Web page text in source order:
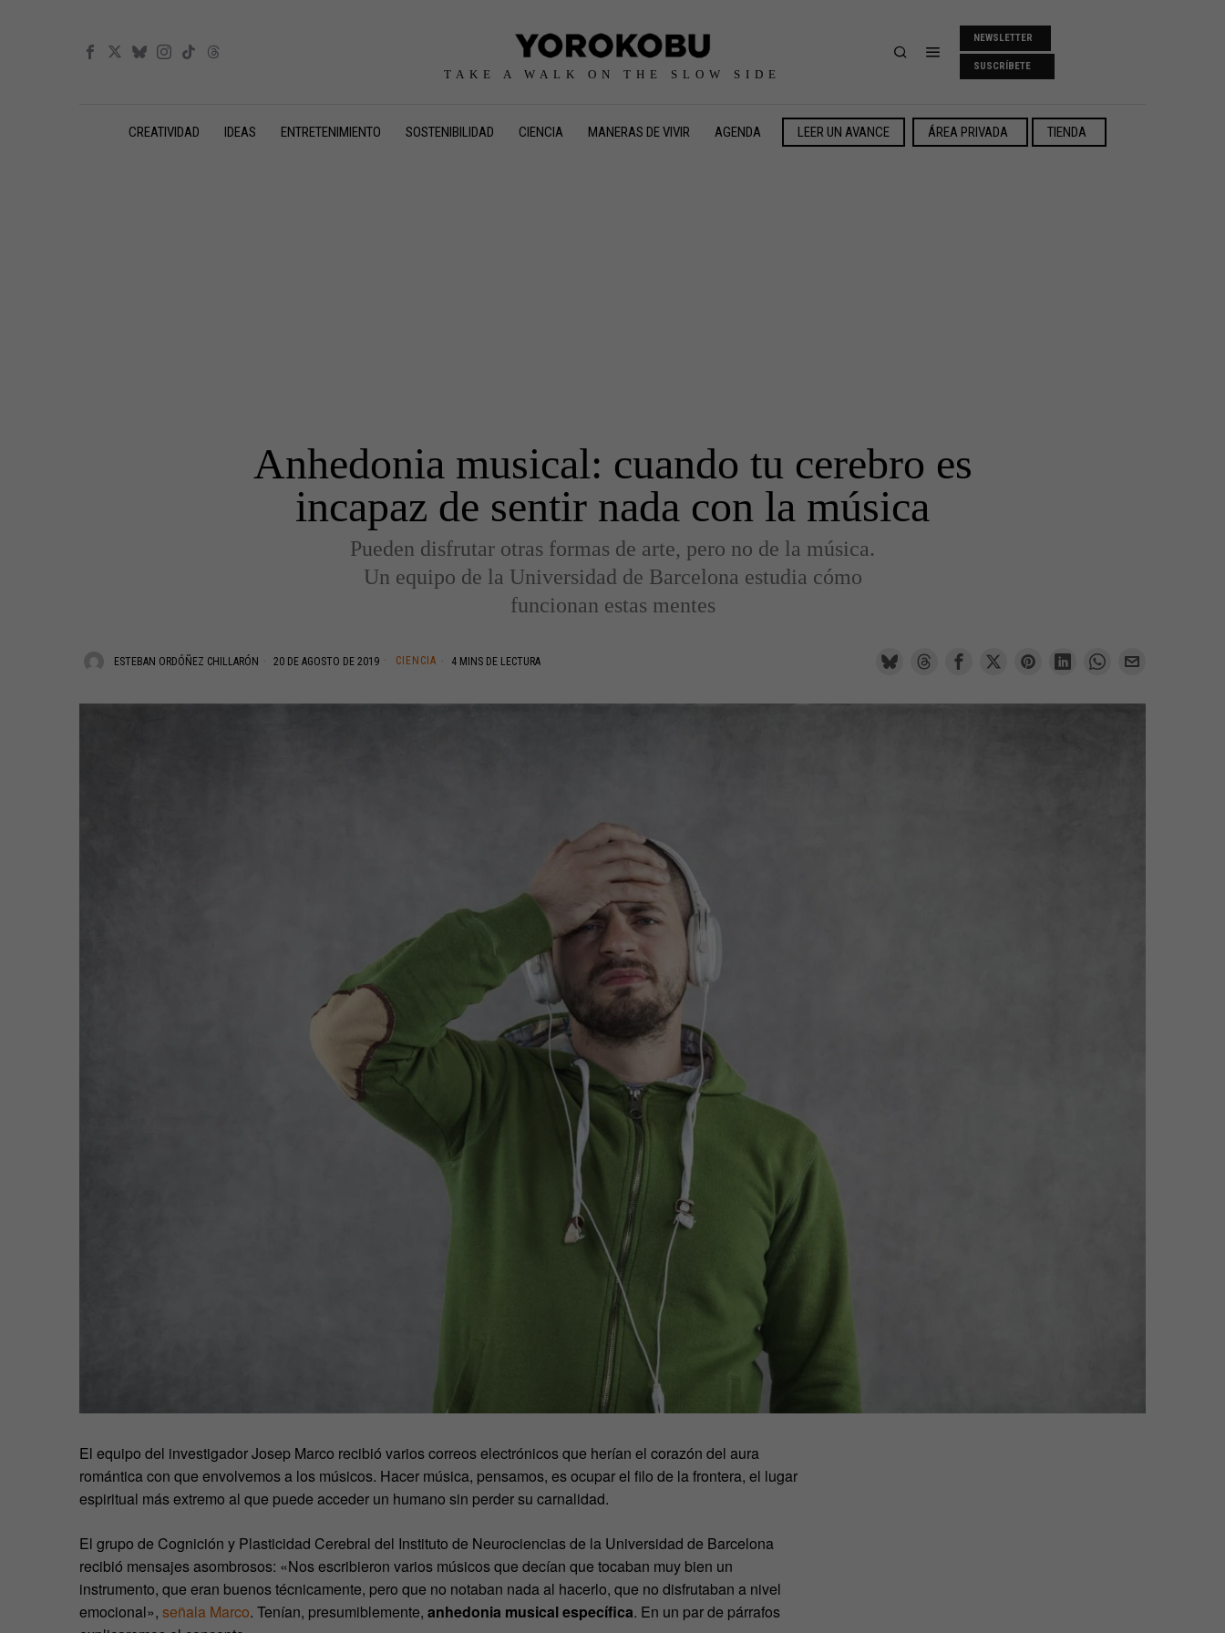
TAKE A WALK ON THE SLOW SIDE
NEWSLETTER
SUSCRÍBETE
CREATIVIDAD IDEAS ENTRETENIMIENTO SOSTENIBILIDAD CIENCIA MANERAS DE VIVIR AGENDA LEER UN AVANCE ÁREA PRIVADA TIENDA
Anhedonia musical: cuando tu cerebro es
incapaz de sentir nada con la música
Pueden disfrutar otras formas de arte, pero no de la música.
Un equipo de la Universidad de Barcelona estudia cómo
funcionan estas mentes
ESTEBAN ORDÓÑEZ CHILLARÓN 20 DE AGOSTO DE 2019 CIENCIA 4 MINS DE LECTURA
El equipo del investigador Josep Marco recibió varios correos electrónicos que herían el corazón del aura
romántica con que envolvemos a los músicos. Hacer música, pensamos, es ocupar el filo de la frontera, el lugar
espiritual más extremo al que puede acceder un humano sin perder su carnalidad.
El grupo de Cognición y Plasticidad Cerebral del Instituto de Neurociencias de la Universidad de Barcelona
recibió mensajes asombrosos: «Nos escribieron varios músicos que decían que tocaban muy bien un
instrumento, que eran buenos técnicamente, pero que no notaban nada al hacerlo, que no disfrutaban a nivel
emocional», señala Marco. Tenían, presumiblemente, anhedonia musical específica. En un par de párrafos